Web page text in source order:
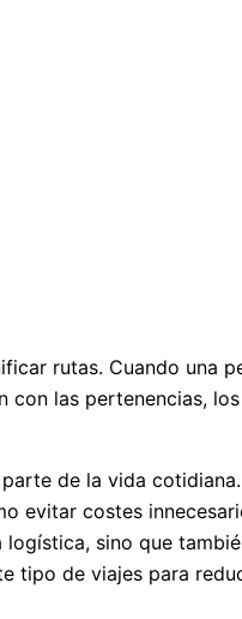
rutas. Cuando una
con las pertenencias,
de la vida
evitar costes
sino que
tipo de viajes para